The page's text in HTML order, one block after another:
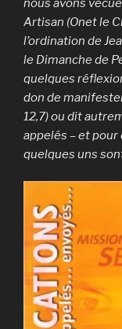
Artisan (Onet le
l’ordination de
le Dimanche de
quelques
don de
12,7) ou dit
appelés – et
quelques uns